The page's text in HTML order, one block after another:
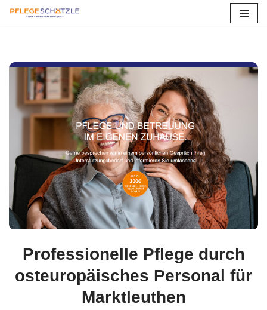
springen
Professionelle Pflege durch
osteuropäisches Personal für
Marktleuthen